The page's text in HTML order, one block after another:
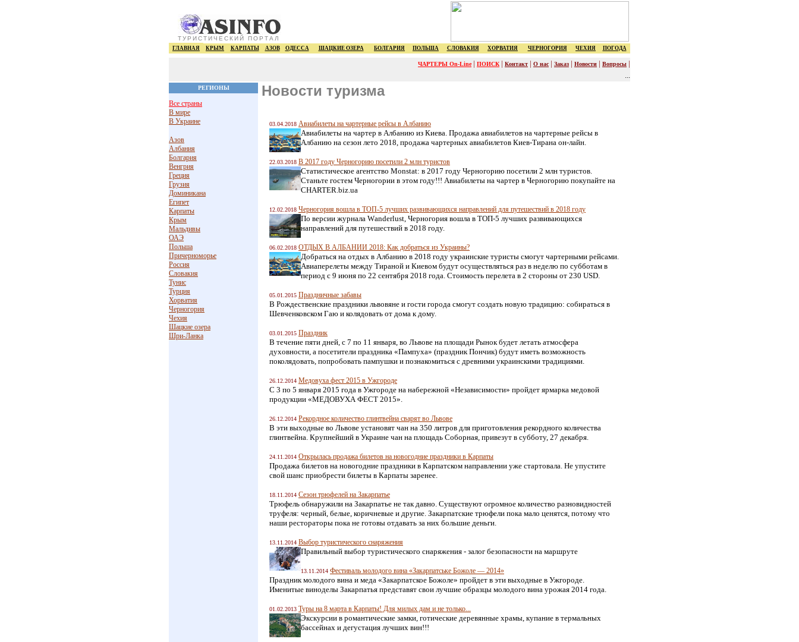
ТУРИСТИЧЕСКИЙ ПОРТАЛ
ГЛАВНАЯ КРЫМ КАРПАТЫ АЗОВ ОДЕССА ШАЦКИЕ ОЗЕРА БОЛГАРИЯ ПОЛЬША СЛОВАКИЯ ХОРВАТИЯ ЧЕРНОГОРИЯ ЧЕХИЯ ПОГОДА
ЧАРТЕРЫ On-Line| ПОИСК | Контакт | О нас | Заказ | Новости | Вопросы |
...
РЕГИОНЫ Новости туризма
Все страны
В мире
В Украине
Азов
Албания
Болгария
Венгрия
Греция
Грузия
Доминикана
Египет
Карпаты
Крым
Мальдивы
ОАЭ
Польша
Причерноморье
Россия
Словакия
Тунис
Турция
Хорватия
Черногория
Чехия
Шацкие озера
Шри-Ланка
03.04.2018 Авиабилеты на чартерные рейсы в Албанию
Авиабилеты на чартер в Албанию из Киева. Продажа авиабилетов на чартерные рейсы в
Албанию на сезон лето 2018, продажа чартерных авиабилетов Киев-Тирана он-лайн.
22.03.2018 В 2017 году Черногорию посетили 2 млн туристов
Статистическое агентство Monstat: в 2017 году Черногорию посетили 2 млн туристов.
Станьте гостем Черногории в этом году!!! Авиабилеты на чартер в Черногорию покупайте на
CHARTER.biz.ua
12.02.2018 Черногория вошла в ТОП-5 лучших развивающихся направлений для путешествий в 2018 году
По версии журнала Wаnderlust, Черногория вошла в ТОП-5 лучших развивающихся
направлений для путешествий в 2018 году.
06.02.2018 ОТДЫХ В АЛБАНИИ 2018: Как добраться из Украины?
Добраться на отдых в Албанию в 2018 году украинские туристы смогут чартерными рейсами.
Авиаперелеты между Тираной и Киевом будут осуществляться раз в неделю по субботам в
период с 9 июня по 22 сентября 2018 года. Стоимость перелета в 2 стороны от 230 USD.
05.01.2015 Праздничные забавы
В Рождественские праздники львовяне и гости города смогут создать новую традицию: собираться в
Шевченковском Гаю и колядовать от дома к дому.
03.01.2015 Праздник
В течение пяти дней, с 7 по 11 января, во Львове на площади Рынок будет летать атмосфера
духовности, а посетители праздника «Пампуха» (праздник Пончик) будут иметь возможность
поколядовать, попробовать пампушки и познакомиться с древними украинскими традициями.
26.12.2014 Медовуха фест 2015 в Ужгороде
С 3 по 5 января 2015 года в Ужгороде на набережной «Независимости» пройдет ярмарка медовой
продукции «МЕДОВУХА ФЕСТ 2015».
26.12.2014 Рекордное количество глинтвейна сварят во Львове
В эти выходные во Львове установят чан на 350 литров для приготовления рекордного количества
глинтвейна. Крупнейший в Украине чан на площадь Соборная, привезут в субботу, 27 декабря.
24.11.2014 Открылась продажа билетов на новогодние праздники в Карпаты
Продажа билетов на новогодние праздники в Карпатском направлении уже стартовала. Не упустите
свой шанс приобрести билеты в Карпаты заренее.
18.11.2014 Сезон трюфелей на Закарпатье
Трюфель обнаружили на Закарпатье не так давно. Существуют огромное количество разновидностей
труфеля: черный, белые, коричневые и другие. Закарпатские трюфели пока мало ценятся, потому что
наши рестораторы пока не готовы отдавать за них большие деньги.
13.11.2014 Выбор туристического снаряжения
Правильный выбор туристического снаряжения - залог безопасности на маршруте
13.11.2014 Фестиваль молодого вина «Закарпатське Божоле — 2014»
Праздник молодого вина и меда «Закарпатское Божоле» пройдет в эти выходные в Ужгороде.
Именитые виноделы Закарпатья представят свои лучшие образцы молодого вина урожая 2014 года.
01.02.2013 Туры на 8 марта в Карпаты! Для милых дам и не только...
Экскурсии в романтические замки, готические деревянные храмы, купание в термальных
бассейнах и дегустация лучших вин!!!